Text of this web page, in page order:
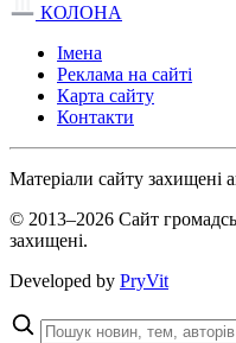
КОЛОНА
Імена
Реклама на сайті
Карта сайту
Контакти
Матеріали сайту захищені
© 2013–2026 Сайт
захищені.
Developed by PryVit